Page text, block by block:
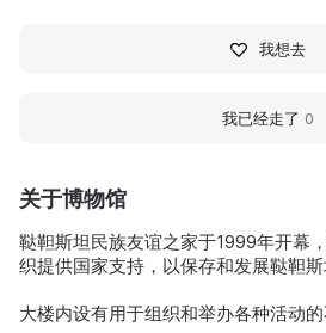
关于博物馆
鞑靼斯坦民族友谊之家于1999年开幕
织提供国家支持，以保存和发展鞑靼斯
大楼内设有用于组织和举办各种活动的
我想去
我已经走了 0